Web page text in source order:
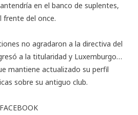
en el banco de suplentes,
frente del once.
no agradaron a la directiva del
a la titularidad y Luxemburgo…
mantiene actualizado su perfil
sobre su antiguo club.